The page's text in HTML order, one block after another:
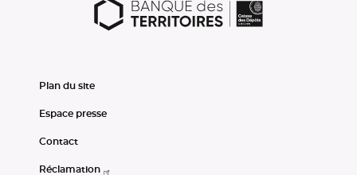
(champ obligatoire)
Pour en savoir plus sur le traitement de vos données
protection des données à caractère personnelle